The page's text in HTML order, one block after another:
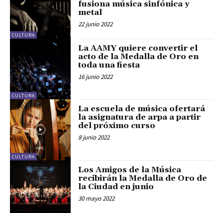
CULTURA
fusiona música sinfónica y
metal
22 junio 2022
CULTURA
La AAMY quiere convertir el
acto de la Medalla de Oro en
toda una fiesta
16 junio 2022
CULTURA
La escuela de música ofertará
la asignatura de arpa a partir
del próximo curso
8 junio 2022
Los Amigos de la Música
recibirán la Medalla de Oro de
la Ciudad en junio
30 mayo 2022